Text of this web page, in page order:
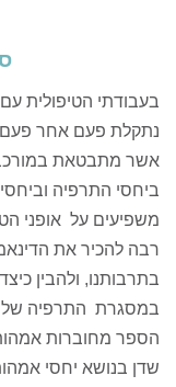
בעבודתי הטיפולית
נתקלת פעם אחר
אשר מתבטאת
ביחסי התרפיה
משפיעים על אופני
רבה להכיר את
בתרבותנו, ולהבין
במסגרת התרפיה של
הספר מחוברות
שדן בנושא יחסי